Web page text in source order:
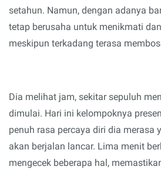
setahun. Namun, dengan adanya
tetap berusaha untuk menikmati
meskipun terkadang terasa
Dia melihat jam, sekitar sepuluh
dimulai. Hari ini kelompoknya
penuh rasa percaya diri dia merasa
akan berjalan lancar. Lima menit
mengecek beberapa hal,